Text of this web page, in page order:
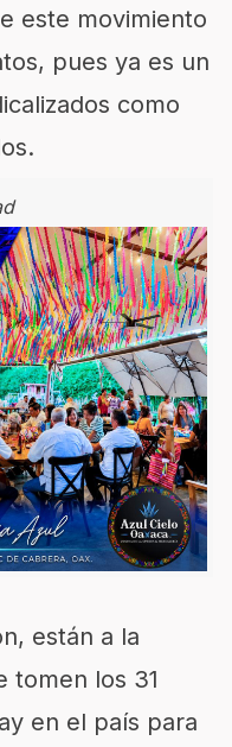
este movimiento
pues ya es un
como
están a la
tomen los 31
en el país para